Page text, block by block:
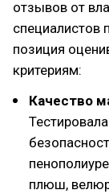
отзывов от
позиция
критериям:
Качество
плюш,